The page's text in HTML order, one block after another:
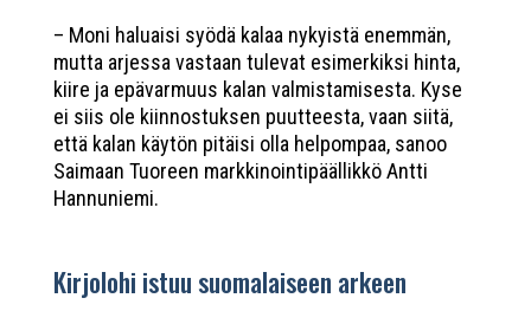
– Moni haluaisi syödä kalaa nykyistä enemmän,
mutta arjessa vastaan tulevat esimerkiksi hinta,
kiire ja epävarmuus kalan valmistamisesta. Kyse
ei siis ole kiinnostuksen puutteesta, vaan siitä,
että kalan käytön pitäisi olla helpompaa, sanoo
Saimaan Tuoreen markkinointipäällikkö Antti
Hannuniemi.
Kirjolohi istuu suomalaiseen arkeen